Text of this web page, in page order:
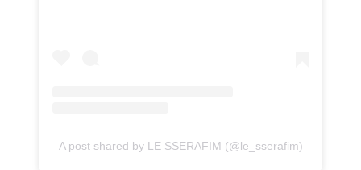
A post shared by LE SSERAFIM (@le_sserafim)